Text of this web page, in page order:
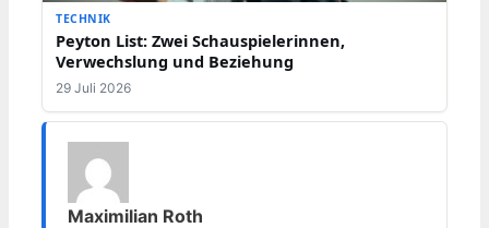
TECHNIK
Peyton List: Zwei Schauspielerinnen,
Verwechslung und Beziehung
29 Juli 2026
Maximilian Roth